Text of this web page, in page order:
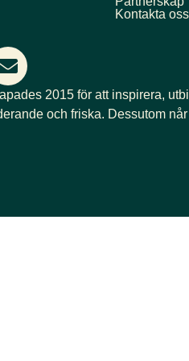
Kontakta oss
2015 för att inspirera,
och friska. Dessutom